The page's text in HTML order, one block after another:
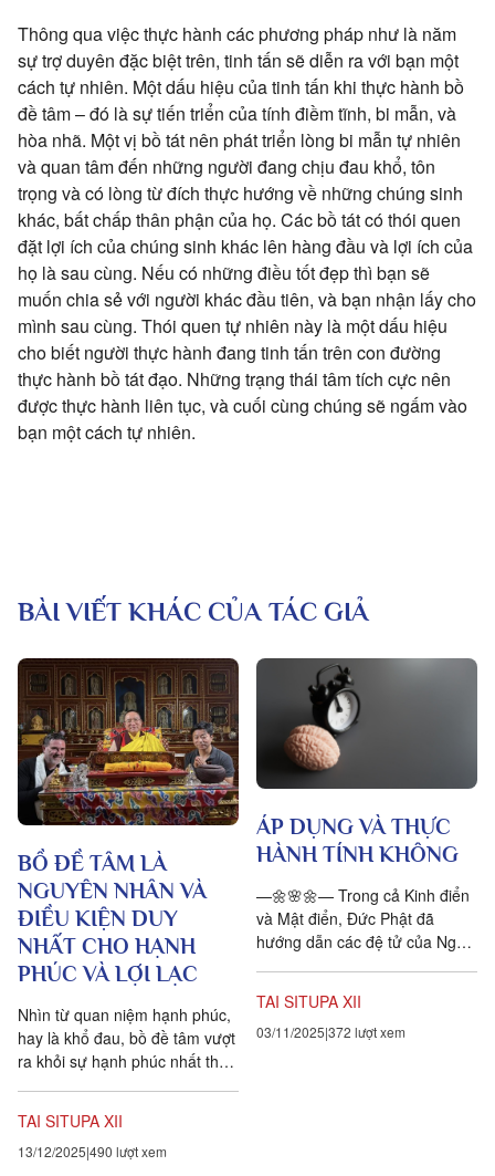
Thông qua việc thực hành các phương pháp như là năm
sự trợ duyên đặc biệt trên, tinh tấn sẽ diễn ra với bạn một
cách tự nhiên. Một dấu hiệu của tinh tấn khi thực hành bồ
đề tâm – đó là sự tiến triển của tính điềm tĩnh, bi mẫn, và
hòa nhã. Một vị bồ tát nên phát triển lòng bi mẫn tự nhiên
và quan tâm đến những người đang chịu đau khổ, tôn
trọng và có lòng từ đích thực hướng về những chúng sinh
khác, bất chấp thân phận của họ. Các bồ tát có thói quen
đặt lợi ích của chúng sinh khác lên hàng đầu và lợi ích của
họ là sau cùng. Nếu có những điều tốt đẹp thì bạn sẽ
muốn chia sẻ với người khác đầu tiên, và bạn nhận lấy cho
mình sau cùng. Thói quen tự nhiên này là một dấu hiệu
cho biết người thực hành đang tinh tấn trên con đường
thực hành bồ tát đạo. Những trạng thái tâm tích cực nên
được thực hành liên tục, và cuối cùng chúng sẽ ngấm vào
bạn một cách tự nhiên.
BÀI VIẾT KHÁC CỦA TÁC GIẢ
BỒ ĐỀ TÂM LÀ
NGUYÊN NHÂN VÀ
ĐIỀU KIỆN DUY
NHẤT CHO HẠNH
PHÚC VÀ LỢI LẠC
Nhìn từ quan niệm hạnh phúc,
hay là khổ đau, bồ đề tâm vượt
ra khỏi sự hạnh phúc nhất thời.
TAI SITUPA XII
13/12/2025 490 lượt xem
ÁP DỤNG VÀ THỰC
HÀNH TÍNH KHÔNG
—🌼🌸🌼— Trong cả Kinh điển
và Mật điển, Đức Phật đã
hướng dẫn các đệ tử của Ngài
tính...
TAI SITUPA XII
03/11/2025 372 lượt xem